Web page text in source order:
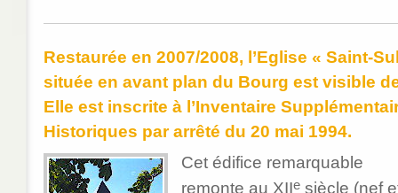
Restaurée en 2007/2008, l’Eglise « Saint-
située en avant plan du Bourg est visible
Elle est inscrite à l’Inventaire
Historiques par arrêté du 20 mai 1994.
Cet édifice remarquable
remonte au XIIesiècle (nef